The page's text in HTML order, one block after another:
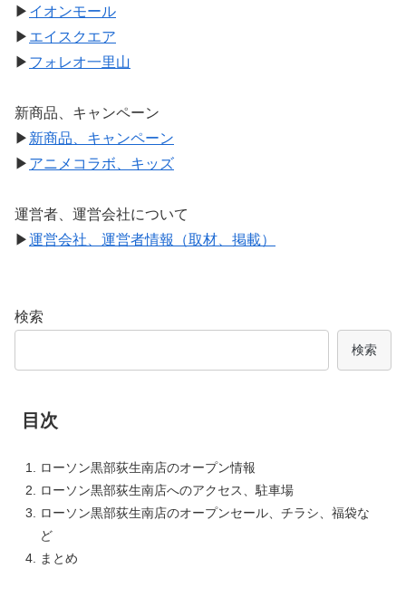
▶ イオンモール
▶ エイスクエア
▶ フォレオ一里山
新商品、キャンペーン
▶ 新商品、キャンペーン
▶ アニメコラボ、キッズ
運営者、運営会社について
▶運営会社、運営者情報（取材、掲載）
検索
検索
目次
ローソン黒部荻生南店のオープン情報
ローソン黒部荻生南店へのアクセス、駐車場
ローソン黒部荻生南店のオープンセール、チラシ、福袋な
ど
まとめ